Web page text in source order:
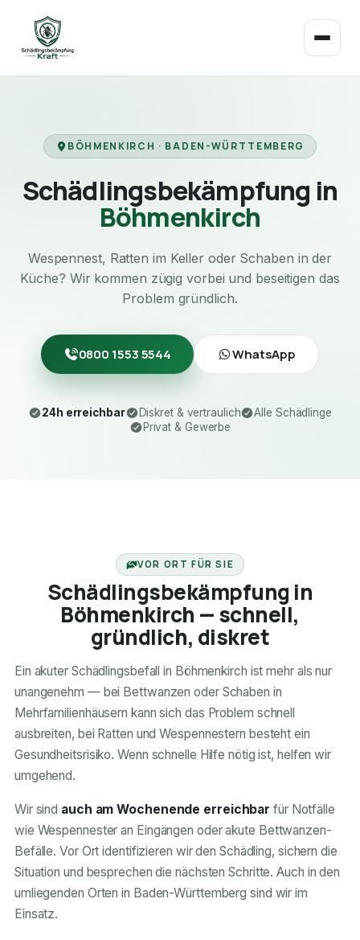
BÖHMENKIRCH · BADEN-WÜRTTEMBERG
Schädlingsbekämpfung in
Böhmenkirch
Wespennest, Ratten im Keller oder Schaben in der
Küche? Wir kommen zügig vorbei und beseitigen das
Problem gründlich.
0800 1553 5544 WhatsApp
24h erreichbar Diskret & vertraulich
Alle Schädlinge
Privat & Gewerbe
VOR ORT FÜR SIE
Schädlingsbekämpfung in
Böhmenkirch — schnell,
gründlich, diskret
Ein akuter Schädlingsbefall in Böhmenkirch ist mehr als nur
unangenehm — bei Bettwanzen oder Schaben in
Mehrfamilienhäusern kann sich das Problem schnell
ausbreiten, bei Ratten und Wespennestern besteht ein
Gesundheitsrisiko. Wenn schnelle Hilfe nötig ist, helfen wir
umgehend.
Wir sind auch am Wochenende erreichbar für Notfälle
wie Wespennester an Eingängen oder akute Bettwanzen-
Befälle. Vor Ort identifizieren wir den Schädling, sichern die
Situation und besprechen die nächsten Schritte. Auch in den
umliegenden Orten in Baden-Württemberg sind wir im
Einsatz.